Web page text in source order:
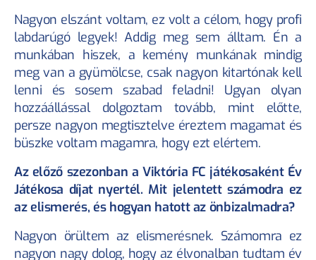
Nagyon elszánt voltam, ez volt a célom, hogy profi
labdarúgó legyek! Addig meg sem álltam. Én a
munkában hiszek, a kemény munkának mindig
meg van a gyümölcse, csak nagyon kitartónak kell
lenni és sosem szabad feladni! Ugyan olyan
hozzáállással dolgoztam tovább, mint előtte,
persze nagyon megtisztelve éreztem magamat és
büszke voltam magamra, hogy ezt elértem.
Az előző szezonban a Viktória FC játékosaként Év
Játékosa díjat nyertél. Mit jelentett számodra ez
az elismerés, és hogyan hatott az önbizalmadra?
Nagyon örültem az elismerésnek. Számomra ez
nagyon nagy dolog, hogy az élvonalban tudtam év